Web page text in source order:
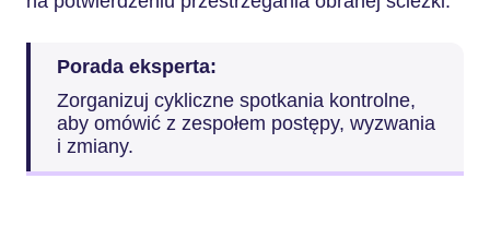
Porada eksperta:
Zorganizuj cykliczne spotkania kontrolne,
aby omówić z zespołem postępy, wyzwania
i zmiany.